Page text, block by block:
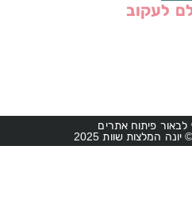
לעקוב
לבאור פיתוח אתרים
המלצות שוות 2025